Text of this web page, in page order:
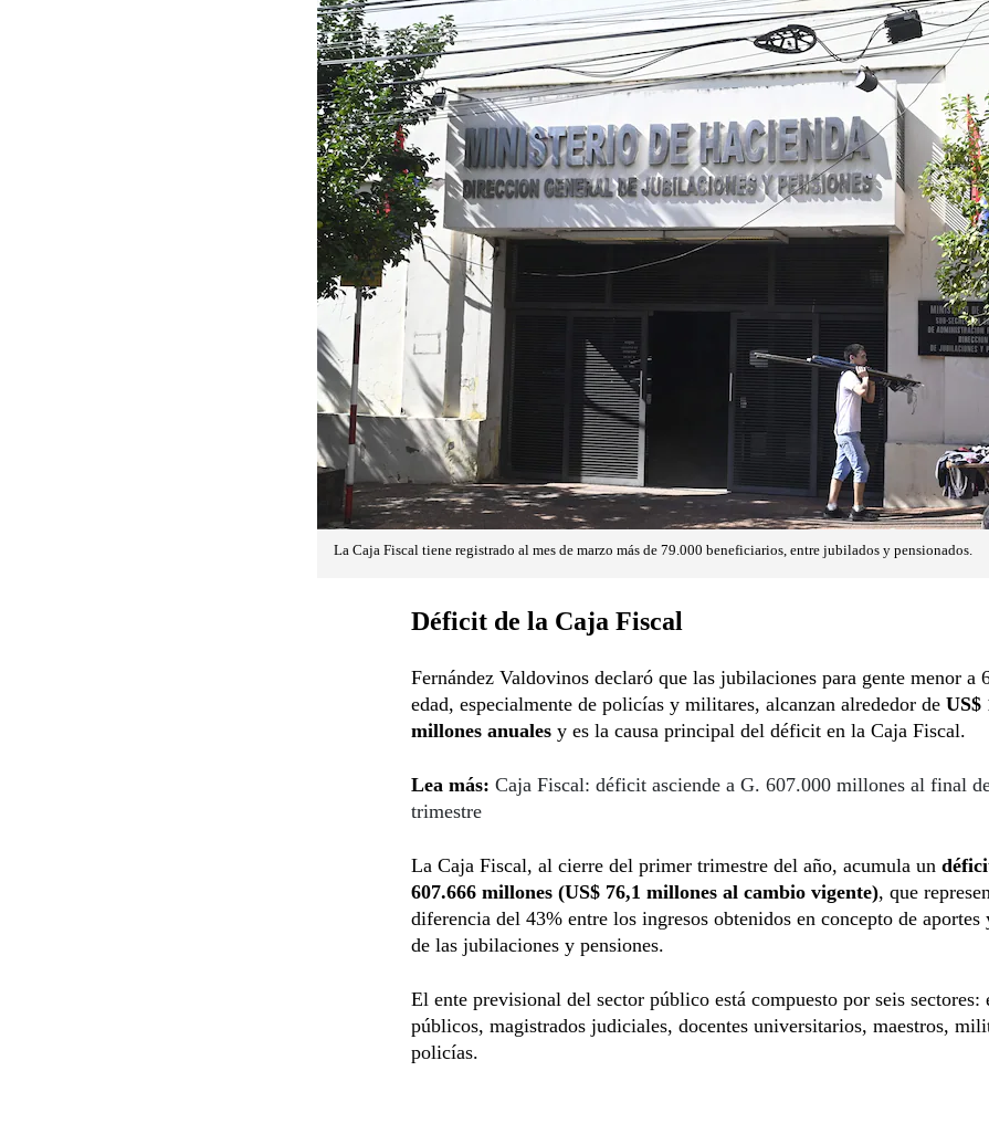
La Caja Fiscal tiene registrado al mes de marzo más de 79.000 beneficiarios, entre jubilados y pensionados.
Déficit de la Caja Fiscal
Fernández Valdovinos declaró que las jubilaciones para gente menor a
edad, especialmente de policías y militares, alcanzan alrededor de US$
millones anuales y es la causa principal del déficit en la Caja Fiscal.
Lea más: Caja Fiscal: déficit asciende a G. 607.000 millones al final
trimestre
La Caja Fiscal, al cierre del primer trimestre del año, acumula un
607.666 millones (US$ 76,1 millones al cambio vigente), que
diferencia del 43% entre los ingresos obtenidos en concepto de aportes
de las jubilaciones y pensiones.
El ente previsional del sector público está compuesto por seis sectores:
públicos, magistrados judiciales, docentes universitarios, maestros,
policías.